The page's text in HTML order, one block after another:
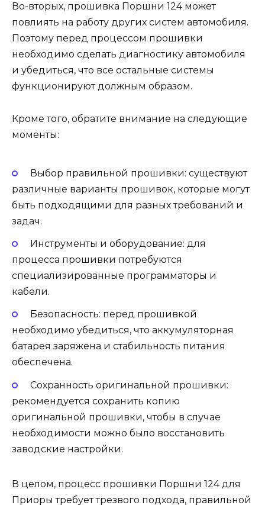
Во-вторых, прошивка Поршни 124 может
повлиять на работу других систем автомобиля.
Поэтому перед процессом прошивки
необходимо сделать диагностику автомобиля
и убедиться, что все остальные системы
функционируют должным образом.
Кроме того, обратите внимание на следующие
моменты:
Выбор правильной прошивки: существуют
различные варианты прошивок, которые могут
быть подходящими для разных требований и
задач.
Инструменты и оборудование: для
процесса прошивки потребуются
специализированные программаторы и
кабели.
Безопасность: перед прошивкой
необходимо убедиться, что аккумуляторная
батарея заряжена и стабильность питания
обеспечена.
Сохранность оригинальной прошивки:
рекомендуется сохранить копию
оригинальной прошивки, чтобы в случае
необходимости можно было восстановить
заводские настройки.
В целом, процесс прошивки Поршни 124 для
Приоры требует трезвого подхода, правильной